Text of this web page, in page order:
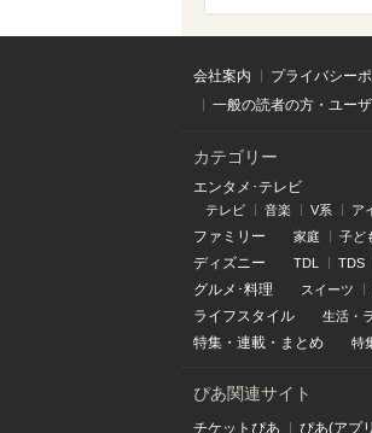
会社案内 プライバシー
一般の読者の方・ユー
カテゴリー
エンタメ･テレビ
テレビ 音楽 V系 ア
ファミリー 家庭 子ど
ディズニー TDL TDS
グルメ･料理 スイーツ
ライフスタイル 生活・
特集 ・ 連載 ・ まとめ 特
ぴあ関連サイト
チケットぴあ ぴあ(アプ